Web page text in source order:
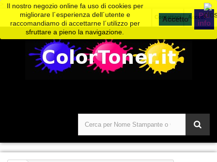
Accedi
Contattaci
Il nostro negozio online fa uso di cookies per
migliorare l´esperienza dell´utente e
raccomandiamo di accettarne l´utilizzo per
sfruttare a pieno la navigazione.
Piú
info